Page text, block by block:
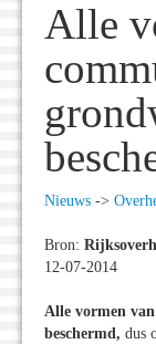
Alle
Nieuws ->
Bron:
12-07-2014
Alle vormen
beschermd, dus